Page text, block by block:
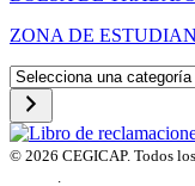
ZONA DE
Selecciona
una
categoría
© 2026 CEGICAP. Todos
.